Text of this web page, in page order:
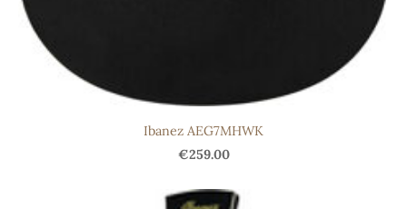
Ibanez AEG7MHWK
€259.00